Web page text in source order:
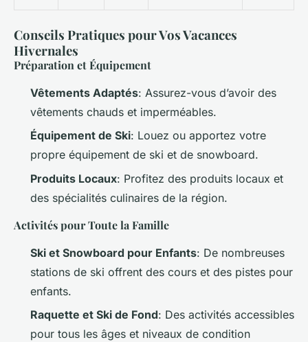
Conseils Pratiques pour Vos Vacances
Hivernales
Préparation et Équipement
Vêtements Adaptés: Assurez-vous d’avoir des
vêtements chauds et imperméables.
Équipement de Ski: Louez ou apportez votre
propre équipement de ski et de snowboard.
Produits Locaux: Profitez des produits locaux et
des spécialités culinaires de la région.
Activités pour Toute la Famille
Ski et Snowboard pour Enfants: De nombreuses
stations de ski offrent des cours et des pistes pour
enfants.
Raquette et Ski de Fond: Des activités accessibles
pour tous les âges et niveaux de condition